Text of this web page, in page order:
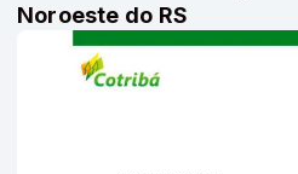
Noroeste do RS